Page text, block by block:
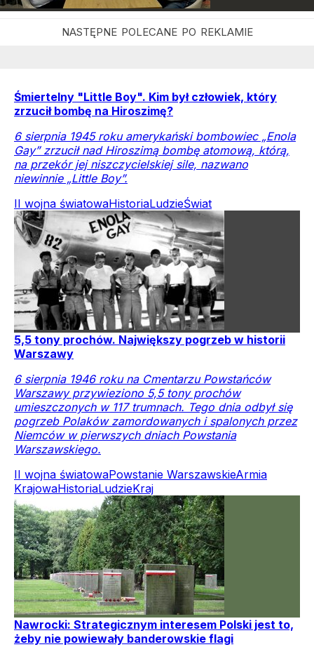
Śmiertelny "Little Boy". Kim był człowiek, który
zrzucił bombę na Hiroszimę?
6 sierpnia 1945 roku amerykański bombowiec „Enola
Gay” zrzucił nad Hiroszimą bombę atomową, którą,
na przekór jej niszczycielskiej sile, nazwano
niewinnie „Little Boy”.
II wojna światowaHistoriaLudzieŚwiat
5,5 tony prochów. Największy pogrzeb w historii
Warszawy
6 sierpnia 1946 roku na Cmentarzu Powstańców
Warszawy przywieziono 5,5 tony prochów
umieszczonych w 117 trumnach. Tego dnia odbył się
pogrzeb Polaków zamordowanych i spalonych przez
Niemców w pierwszych dniach Powstania
Warszawskiego.
II wojna światowaPowstanie WarszawskieArmia
KrajowaHistoriaLudzieKraj
Nawrocki: Strategicznym interesem Polski jest to,
żeby nie powiewały banderowskie flagi